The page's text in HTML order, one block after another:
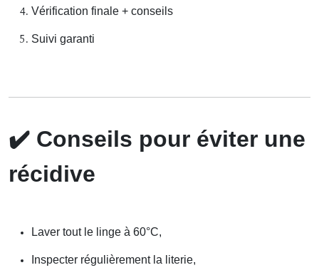
Vérification finale + conseils
Suivi garanti
✔️ Conseils pour éviter une
récidive
Laver tout le linge à 60°C,
Inspecter régulièrement la literie,